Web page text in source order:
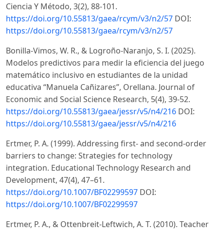
Ciencia Y Método, 3(2), 88-101.
https://doi.org/10.55813/gaea/rcym/v3/n2/57 DOI:
https://doi.org/10.55813/gaea/rcym/v3/n2/57
Bonilla-Vimos, W. R., & Logroño-Naranjo, S. I. (2025).
Modelos predictivos para medir la eficiencia del juego
matemático inclusivo en estudiantes de la unidad
educativa “Manuela Cañizares”, Orellana. Journal of
Economic and Social Science Research, 5(4), 39-52.
https://doi.org/10.55813/gaea/jessr/v5/n4/216 DOI:
https://doi.org/10.55813/gaea/jessr/v5/n4/216
Ertmer, P. A. (1999). Addressing first- and second-order
barriers to change: Strategies for technology
integration. Educational Technology Research and
Development, 47(4), 47–61.
https://doi.org/10.1007/BF02299597 DOI:
https://doi.org/10.1007/BF02299597
Ertmer, P. A., & Ottenbreit-Leftwich, A. T. (2010). Teacher